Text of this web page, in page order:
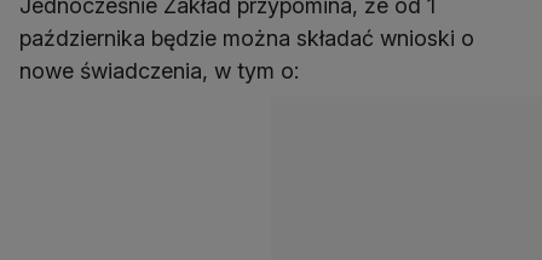
Jednocześnie Zakład przypomina, że od 1
października będzie można składać wnioski o
nowe świadczenia, w tym o: